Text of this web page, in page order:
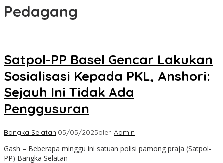
Pedagang
Satpol-PP Basel Gencar Lakukan
Sosialisasi Kepada PKL, Anshori:
Sejauh Ini Tidak Ada
Penggusuran
Bangka Selatan|05/05/2025oleh Admin
Gash – Beberapa minggu ini satuan polisi pamong praja (Satpol-
PP) Bangka Selatan